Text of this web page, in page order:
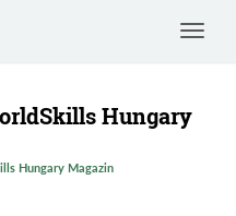
Toggle
Hungary
Hungary Magazin